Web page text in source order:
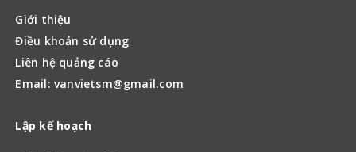
Giới thiệu
Điều khoản sử dụng
Liên hệ quảng cáo
Email: vanvietsm@gmail.com
Lập kế hoạch